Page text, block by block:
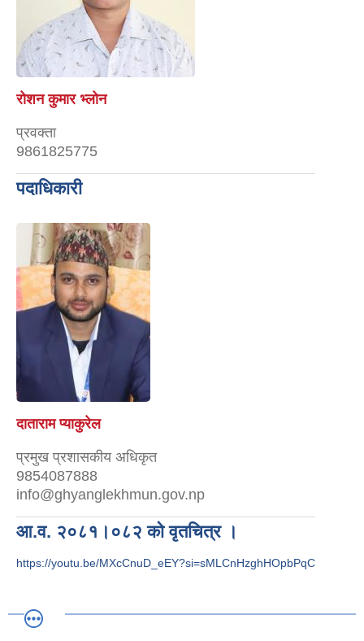
रोशन कुमार भ्लोन
प्रवक्ता
9861825775
पदाधिकारी
दाताराम प्याकुरेल
प्रमुख प्रशासकीय अधिकृत
9854087888
info@ghyanglekhmun.gov.np
आ.व. २०८१।०८२ को वृतचित्र ।
https://youtu.be/MXcCnuD_eEY?si=sMLCnHzghHOpbPqC